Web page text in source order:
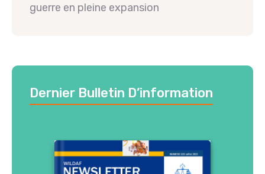
guerre en pleine expansion
Dernier Bulletin D’information